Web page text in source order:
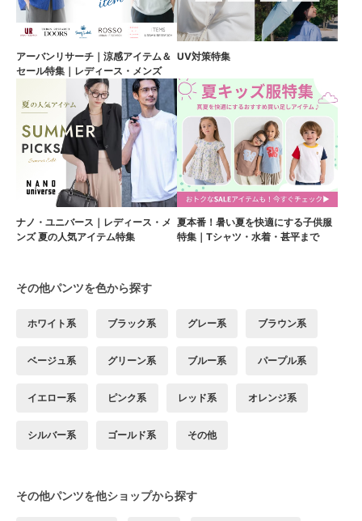
アーバンリサーチ｜涼感アイテム＆
セール特集｜レディース・メンズ
UV対策特集
ナノ・ユニバース｜レディース・メ
ンズ 夏の人気アイテム特集
夏本番！暑い夏を快適にする子供服
特集｜Tシャツ・水着・甚平まで
その他パンツを色から探す
ホワイト系 ブラック系 グレー系 ブラウン系
ベージュ系 グリーン系 ブルー系 パープル系
イエロー系 ピンク系 レッド系 オレンジ系
シルバー系 ゴールド系 その他
その他パンツを他ショップから探す